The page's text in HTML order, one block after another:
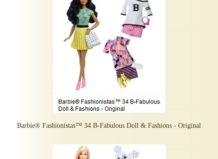
Barbie® Fashionistas™ 34 B-Fabulous Doll & Fashions - Original